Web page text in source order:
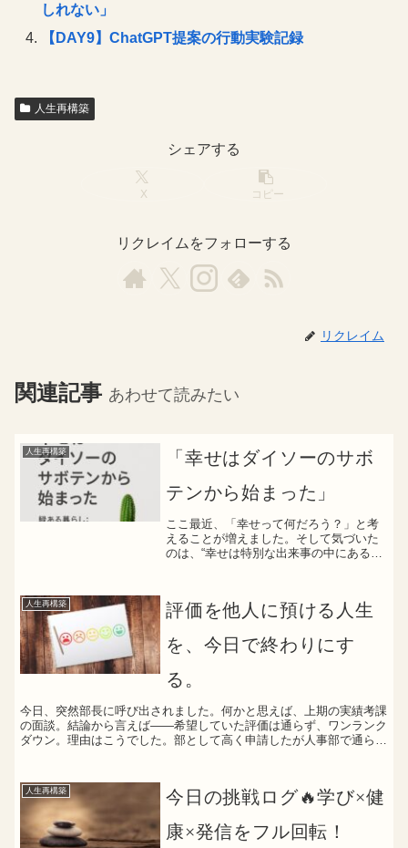
しれない」
【DAY9】ChatGPT提案の行動実験記録
人生再構築
シェアする
X コピー
リクレイムをフォローする
リクレイム
関連記事 あわせて読みたい
人生再構築
「幸せはダイソーのサボ
テンから始まった」
ここ最近、「幸せって何だろう？」と考
えることが増えました。そして気づいた
のは、“幸せは特別な出来事の中にあるん
ないそんな気づきから...
人生再構築
評価を他人に預ける人生
を、今日で終わりにす
る。
今日、突然部長に呼び出されました。何かと思えば、上期の実績考課
の面談。結論から言えば――希望していた評価は通らず、ワンランク
ダウン。理由はこうでした。部として高く申請したが人事部で通らな
人生再構築
今日の挑戦ログ🔥学び×健
康×発信をフル回転！